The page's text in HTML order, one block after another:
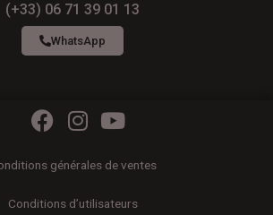
(+33) 06 71 39 01 13
WhatsApp
F
c
b
I
s
a
Y
u
u
générales de ventes
Conditions d’utilisateurs